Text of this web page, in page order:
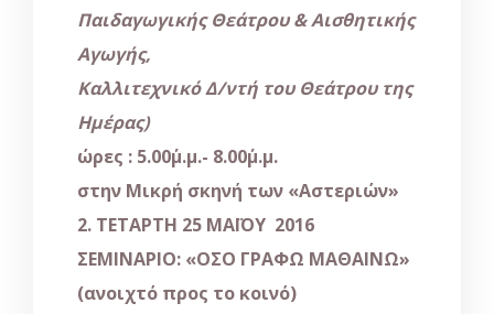
Παιδαγωγικής Θεάτρου & Αισθητικής
Αγωγής,
Καλλιτεχνικό Δ/ντή του Θεάτρου της
Ημέρας)
ώρες : 5.00΄μ.μ.- 8.00΄μ.μ.
στην Μικρή σκηνή των «Αστεριών»
2. ΤΕΤΑΡΤΗ 25 ΜΑΪΟΥ 2016
ΣΕΜΙΝΑΡΙΟ: «ΟΣΟ ΓΡΑΦΩ ΜΑΘΑΙΝΩ»
(ανοιχτό προς το κοινό)